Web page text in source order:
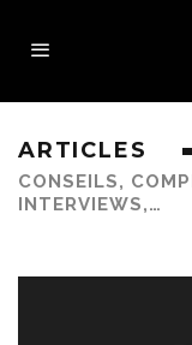
ARTICLES
CONSEILS,
INTERVIEWS,…